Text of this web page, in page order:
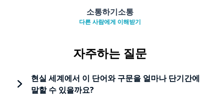
소통하기소통
다른 사람에게 이해받기
자주하는 질문
현실 세계에서 이 단어와 구문을 얼마나 단기간에
말할 수 있을까요?